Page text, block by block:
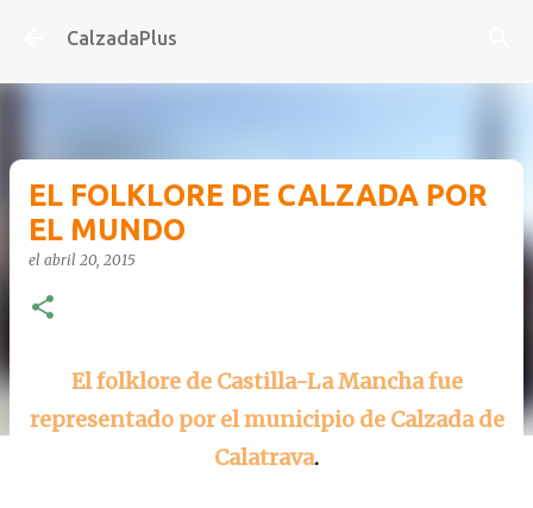
Ir al contenido principal
CalzadaPlus
EL FOLKLORE DE CALZADA POR
EL MUNDO
el abril 20, 2015
El folklore de Castilla-La Mancha fue
representado por el municipio de Calzada de
Calatrava.